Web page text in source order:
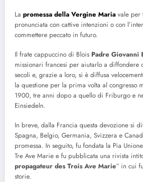
La promessa della Vergine Maria vale per
pronunciata con cattive intenzioni o con
commettere peccato in futuro.
Il frate cappuccino di Blois Padre Giovanni
missionari francesi per aiutarlo a diffondere
secoli e, grazie a loro, si è diffusa
la questione per la prima volta al congresso
1900, tre anni dopo a quello di Friburgo e
Einsiedeln.
In breve, dalla Francia questa devozione si
Spagna, Belgio, Germania, Svizzera e
promessa. In seguito, fu fondata la Pia
Tre Ave Marie e fu pubblicata una rivista
propagateur des Trois Ave Marie” in cui
storie.